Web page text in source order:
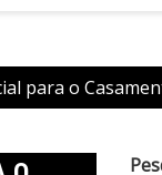
para o